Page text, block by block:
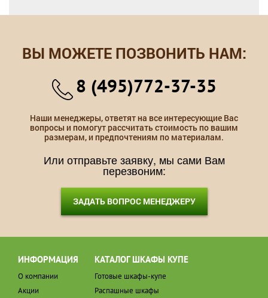
ВЫ МОЖЕТЕ ПОЗВОНИТЬ НАМ:
8 (495)772-37-35
Наши менеджеры, ответят на все интересующие Вас
вопросы и помогут рассчитать стоимость по вашим
размерам, и предпочтениям по материалам.
Или отправьте заявку, мы сами Вам
перезвоним:
ЗАДАТЬ ВОПРОС МЕНЕДЖЕРУ
ИНФОРМАЦИЯ
О компании
Акции
КАТАЛОГ ШКАФЫ КУПЕ
Готовые шкафы-купе
Распашные шкафы